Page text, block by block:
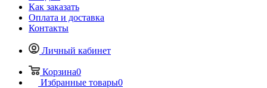
Как заказать
Оплата и доставка
Контакты
Личный кабинет
Корзина0
Избранные товары0